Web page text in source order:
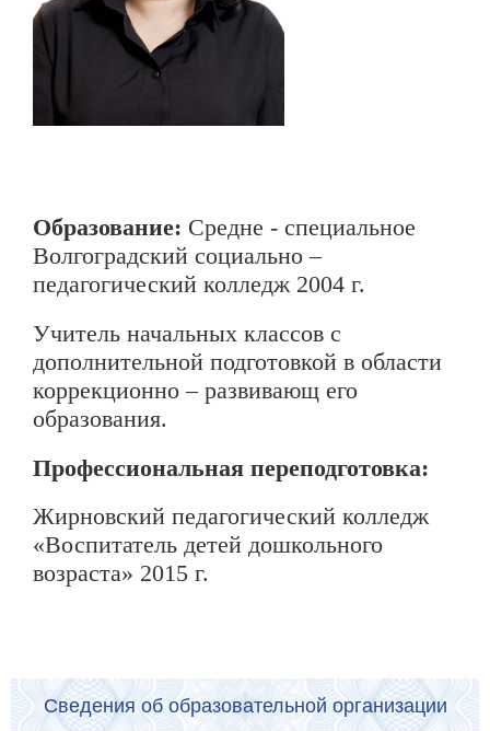
Образование: Средне - специальное
Волгоградский социально –
педагогический колледж 2004 г.
Учитель начальных классов с
дополнительной подготовкой в области
коррекционно – развивающ его
образования.
Профессиональная переподготовка:
Жирновский педагогический колледж
«Воспитатель детей дошкольного
возраста» 2015 г.
Сведения об образовательной организации